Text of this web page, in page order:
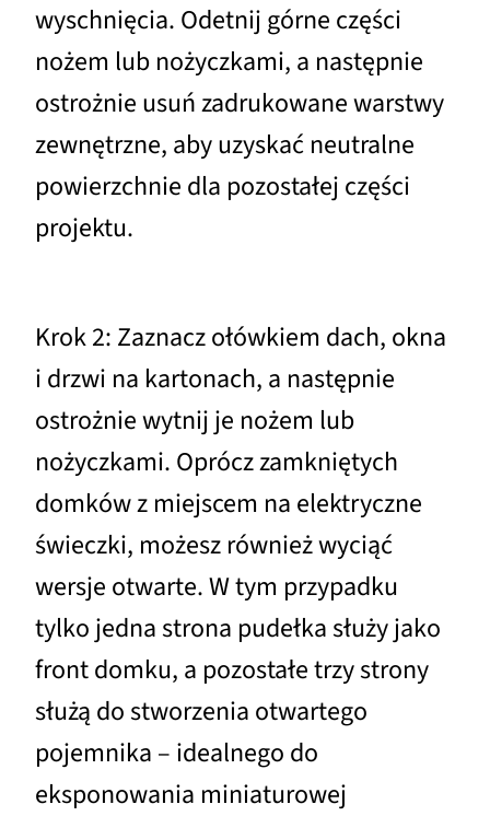
wyschnięcia. Odetnij górne części
nożem lub nożyczkami, a następnie
ostrożnie usuń zadrukowane warstwy
zewnętrzne, aby uzyskać neutralne
powierzchnie dla pozostałej części
projektu.
Krok 2: Zaznacz ołówkiem dach, okna
i drzwi na kartonach, a następnie
ostrożnie wytnij je nożem lub
nożyczkami. Oprócz zamkniętych
domków z miejscem na elektryczne
świeczki, możesz również wyciąć
wersje otwarte. W tym przypadku
tylko jedna strona pudełka służy jako
front domku, a pozostałe trzy strony
służą do stworzenia otwartego
pojemnika – idealnego do
eksponowania miniaturowej